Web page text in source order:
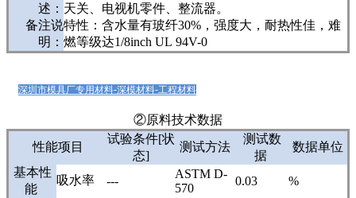
述： 天关、电视机零件、整流器。
备注说
明：
特性：含水量有玻纤30%，强度大，耐热性佳，难
燃等级达1/8inch UL 94V-0
深圳市模具厂专用材料-深模材料-工程材料
②原料技术数据
性能项目
试验条件[状
态]
测试方法
测试数
据
数据单位
基本性
能
吸水率 ---
ASTM D-
570
0.03 %